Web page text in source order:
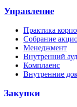
Управление
Практика
Собрание
Менеджмент
Внутренний
Комплаенс
Внутренние
Закупки